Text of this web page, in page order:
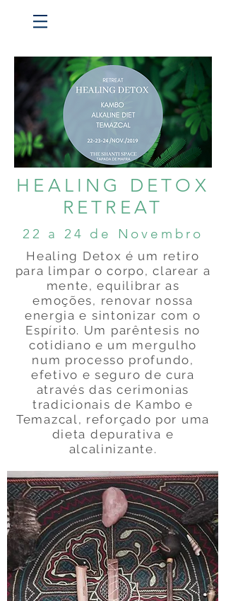
HEALING DETOX
RETREAT
22 a 24 de Novembro
Healing Detox é um retiro
para limpar o corpo, clarear a
mente, equilibrar as
emoções, renovar nossa
energia e sintonizar com o
Espírito. Um parêntesis no
cotidiano e um mergulho
num processo profundo,
efetivo e seguro de cura
através das cerimonias
tradicionais de Kambo e
Temazcal, reforçado por uma
dieta depurativa e
alcalinizante.